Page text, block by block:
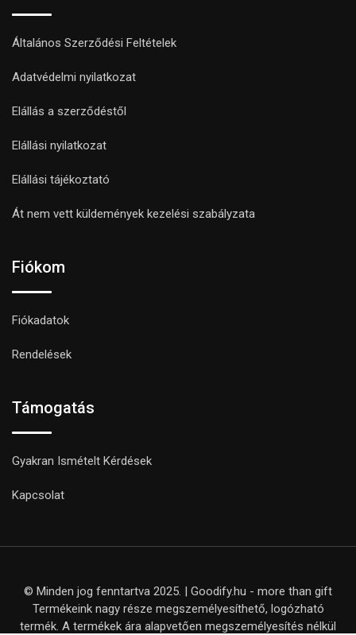
Általános Szerződési Feltételek
Adatvédelmi nyilatkozat
Elállás a szerződéstől
Elállási nyilatkozat
Elállási tájékoztató
Át nem vett küldemények kezelési szabályzata
Fiókom
Fiókadatok
Rendelések
Támogatás
Gyakran Ismételt Kérdések
Kapcsolat
© Minden jog fenntartva 2025. | Goodify.hu - more than gift
Termékeink nagy része megszemélyesíthető, logózható
termék. A termékek ára alapvetően megszemélyesítés nélkül